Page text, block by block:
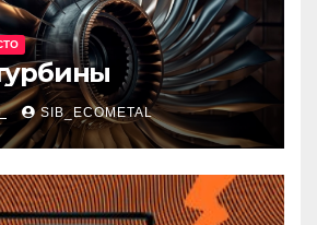
SIB_ECOMETAL